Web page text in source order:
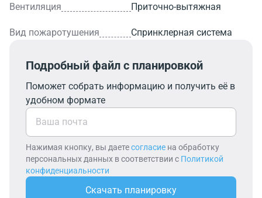
Вентиляция Приточно-вытяжная
Вид пожаротушения Спринклерная система
Подробный файл с планировкой
Поможет собрать информацию и получить её в
удобном формате
Нажимая кнопку, вы даетесогласие на обработку
персональных данных в соответствии с Политикой
конфиденциальности
Скачать планировку